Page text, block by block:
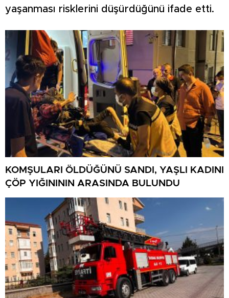
yaşanması risklerini düşürdüğünü ifade etti.
KOMŞULARI ÖLDÜĞÜNÜ SANDI, YAŞLI KADINI
ÇÖP YIĞINININ ARASINDA BULUNDU